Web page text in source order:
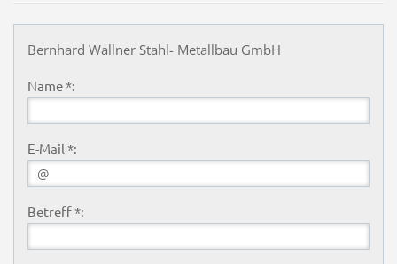
Bernhard Wallner Stahl- Metallbau GmbH
Name *:
E-Mail *:
Betreff *: